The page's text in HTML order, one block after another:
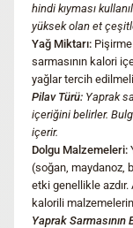
hindi kıyması
yüksek olan et
Yağ Miktarı:
sarmasının kalori
yağlar tercih edilmeli
Pilav Türü: Yaprak
içeriğini belirler.
içerir.
Dolgu Malzemeleri:
(soğan, maydanoz,
etki genellikle
kalorili
Yaprak Sarmasının